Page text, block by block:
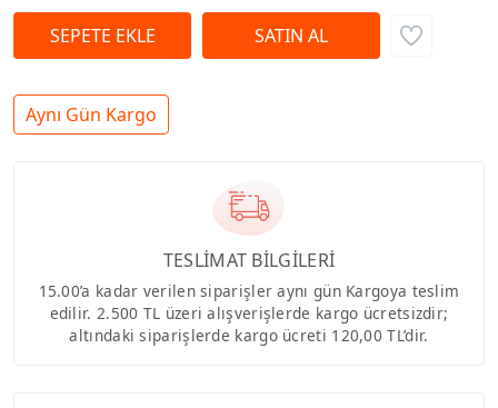
Aynı Gün Kargo
TESLİMAT BİLGİLERİ
15.00’a kadar verilen siparişler aynı gün Kargoya teslim
edilir. 2.500 TL üzeri alışverişlerde kargo ücretsizdir;
altındaki siparişlerde kargo ücreti 120,00 TL’dir.